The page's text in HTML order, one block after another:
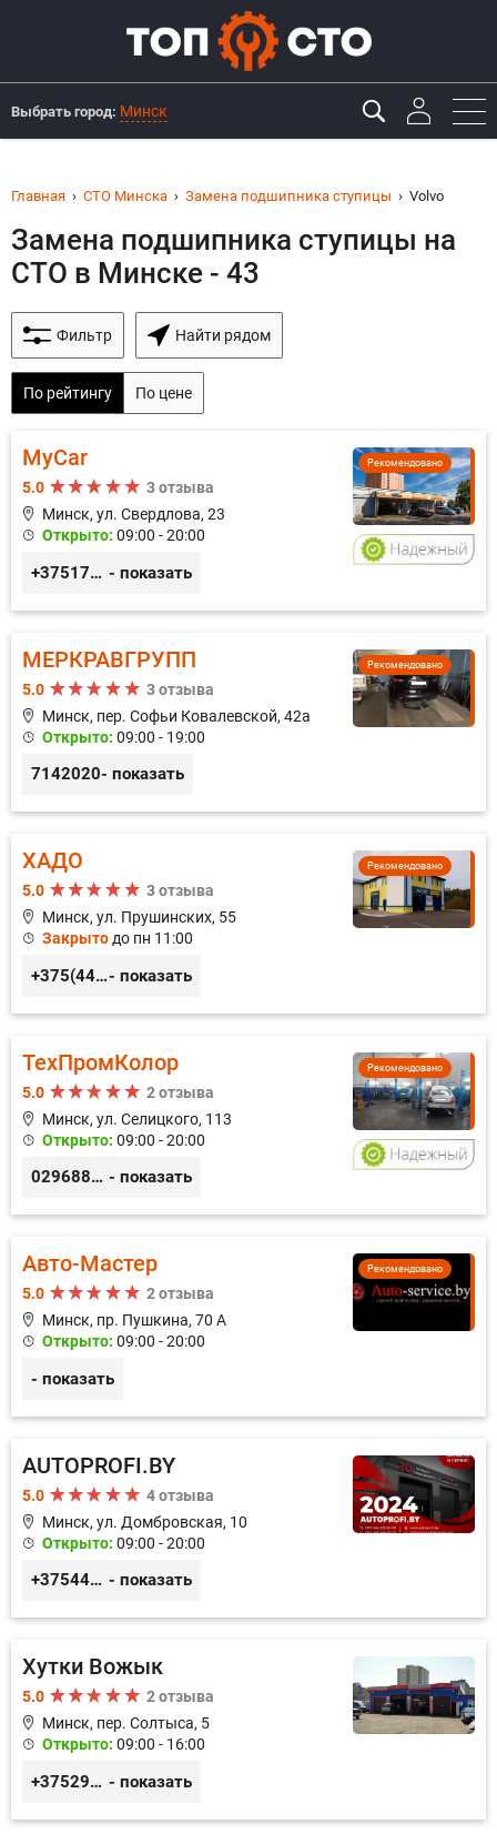
Выбрать город: Минск
Главная СТО Минска Замена подшипника ступицы Volvo
Замена подшипника ступицы на
СТО в Минске - 43
Фильтр Найти рядом
По рейтингу По цене
Рекомендовано
MyCar
5.0
3 отзыва
Минск, ул. Свердлова, 23
Открыто: 09:00 - 20:00
+375173212443 - показать
Рекомендовано
МЕРКРАВГРУПП
5.0
3 отзыва
Минск, пер. Софьи Ковалевской, 42а
Открыто: 09:00 - 19:00
7142020- показать
Рекомендовано
ХАДО
5.0
3 отзыва
Минск, ул. Прушинских, 55
Закрыто до пн 11:00
+375(44) 559-27-77- показать
Рекомендовано
ТехПромКолор
5.0
2 отзыва
Минск, ул. Селицкого, 113
Открыто: 09:00 - 20:00
0296889898 - показать
Рекомендовано
Авто-Мастер
5.0
2 отзыва
Минск, пр. Пушкина, 70 А
Открыто: 09:00 - 20:00
- показать
AUTOPROFI.BY
5.0
4 отзыва
Минск, ул. Домбровская, 10
Открыто: 09:00 - 20:00
+375445353020 - показать
Хутки Вожык
5.0
2 отзыва
Минск, пер. Солтыса, 5
Открыто: 09:00 - 16:00
+375293714433 - показать